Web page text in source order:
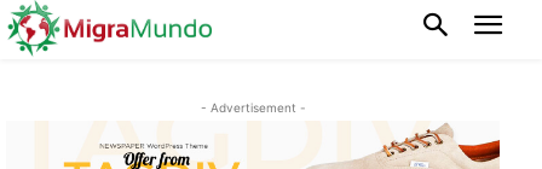
- Advertisement -